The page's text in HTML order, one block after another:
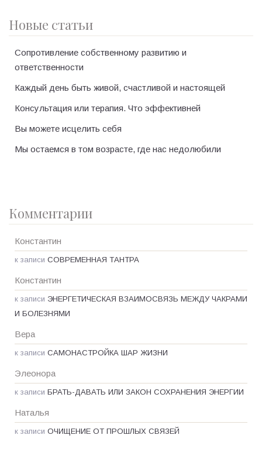
Новые статьи
Сопротивление собственному развитию и
ответственности
Каждый день быть живой, счастливой и настоящей
Консультация или терапия. Что эффективней
Вы можете исцелить себя
Мы остаемся в том возрасте, где нас недолюбили
Комментарии
Константин
к записи СОВРЕМЕННАЯ ТАНТРА
Константин
к записи ЭНЕРГЕТИЧЕСКАЯ ВЗАИМОСВЯЗЬ МЕЖДУ ЧАКРАМИ
И БОЛЕЗНЯМИ
Вера
к записи САМОНАСТРОЙКА ШАР ЖИЗНИ
Элеонора
к записи БРАТЬ-ДАВАТЬ ИЛИ ЗАКОН СОХРАНЕНИЯ ЭНЕРГИИ
Наталья
к записи ОЧИЩЕНИЕ ОТ ПРОШЛЫХ СВЯЗЕЙ